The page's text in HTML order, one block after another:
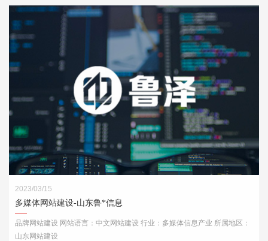
2023/03/15
多媒体网站建设-山东鲁*信息
品牌网站建设 网站语言：中文网站建设 行业：多媒体信息产业 所属地区：
山东网站建设